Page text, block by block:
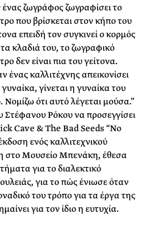
ένας ζωγράφος ζωγραφίσει το
που βρίσκεται στον κήπο του
επειδή τον συγκινεί ο κορμός
κλαδιά του, το ζωγραφικό
δεν είναι πια του γείτονα.
ένας καλλιτέχνης απεικονίσει
γίνεται η γυναίκα του
ότι αυτό λέγεται μούσα.”
Ρόκου να προσεγγίσει
Cave & The Bad Seeds “No
ενός καλλιτεχνικού
στο Μουσείο Μπενάκη, έθεσα
για το διαλεκτικό
για το πώς ένιωσε όταν
του τρόπο για τα έργα της
για τον ίδιο η ευτυχία.